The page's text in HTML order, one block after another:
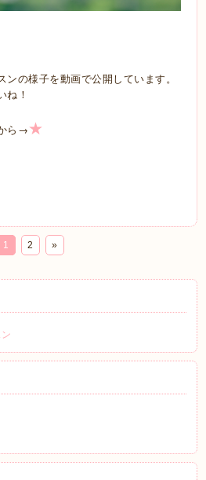
の様子を動画で公開しています。
ね！
ら →★
1 2 »